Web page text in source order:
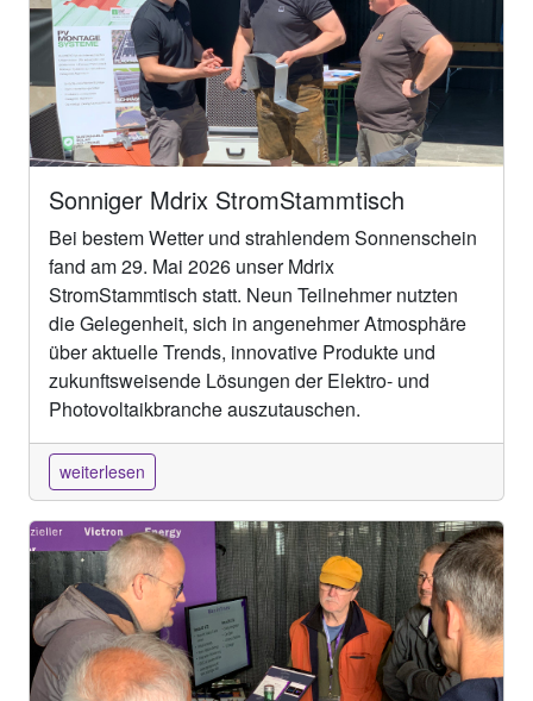
Sonniger Mdrix StromStammtisch
Bei bestem Wetter und strahlendem Sonnenschein
fand am 29. Mai 2026 unser Mdrix
StromStammtisch statt. Neun Teilnehmer nutzten
die Gelegenheit, sich in angenehmer Atmosphäre
über aktuelle Trends, innovative Produkte und
zukunftsweisende Lösungen der Elektro- und
Photovoltaikbranche auszutauschen.
weiterlesen